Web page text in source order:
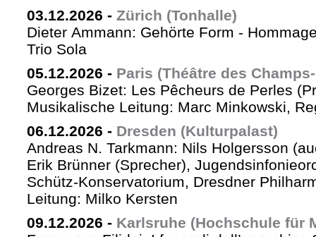
03.12.2026 - Zürich (Tonhalle)
Dieter Ammann: Gehörte Form -
Trio Sola
05.12.2026 - Paris (Théâtre des
Georges Bizet: Les Pêcheurs de Perles
Musikalische Leitung: Marc Minkowski,
06.12.2026 - Dresden (Kulturpalast)
Andreas N. Tarkmann: Nils Holgersson
Erik Brünner (Sprecher),
Schütz-Konservatorium, Dresdner
Leitung: Milko Kersten
09.12.2026 - Karlsruhe (Hochschule für